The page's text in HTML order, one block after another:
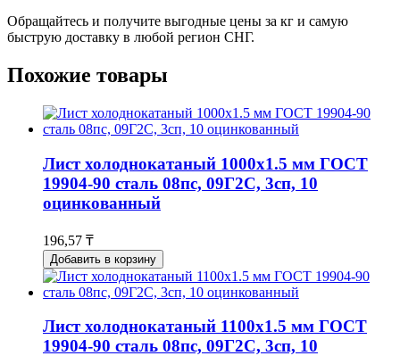
Обращайтесь и получите выгодные цены за кг и самую
быструю доставку в любой регион СНГ.
Похожие товары
Лист холоднокатаный 1000x1.5 мм ГОСТ
19904-90 сталь 08пс, 09Г2С, 3сп, 10
оцинкованный
196,57 ₸
Добавить в корзину
Лист холоднокатаный 1100x1.5 мм ГОСТ
19904-90 сталь 08пс, 09Г2С, 3сп, 10